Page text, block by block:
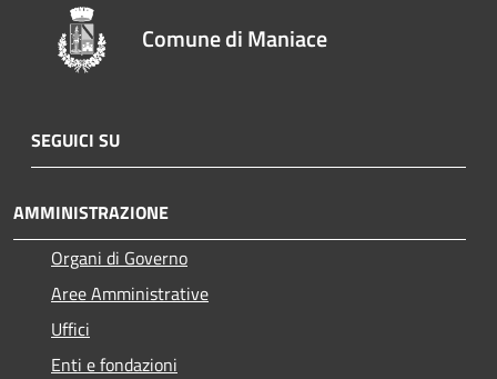
Comune di Maniace
SEGUICI SU
AMMINISTRAZIONE
Organi di Governo
Aree Amministrative
Uffici
Enti e fondazioni